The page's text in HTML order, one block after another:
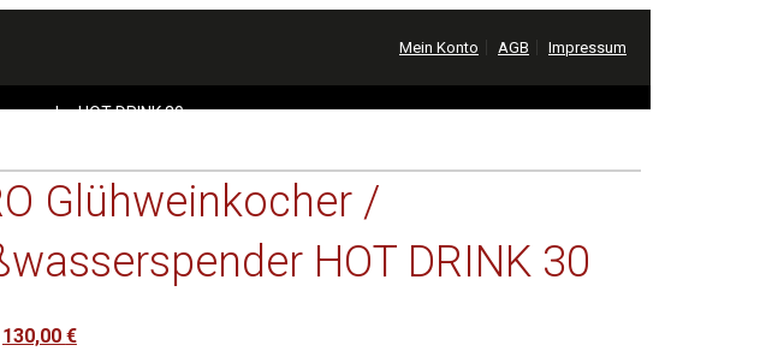
Mein Konto AGB Impressum
HOT DRINK 30
Glühweinkocher /
HOT DRINK 30
Ursprünglicher
130,00 €Aktueller